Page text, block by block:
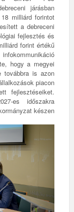
járásban
milliárd forintot
a debreceni
fejlesztés és
forint értékű
hogy a megyei
továbbra is azon
piacon
fejlesztéseiket.
es időszakra
készen